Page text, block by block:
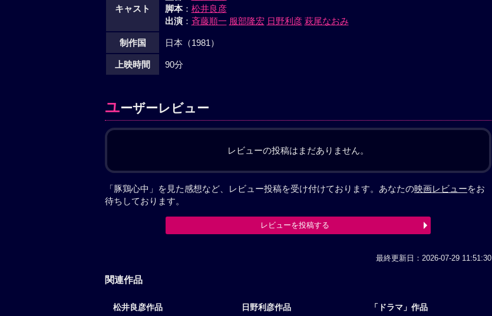
キャスト
脚本： 松井良彦
出演： 斉藤順一 服部隆宏 日野利彦 萩尾なおみ
制作国 日本（1981）
上映時間 90分
ユーザーレビュー
レビューの投稿はまだありません。
「豚鶏心中」を見た感想など、レビュー投稿を受け付けております。あなたの映画レビューをお
待ちしております。
レビューを投稿する
最終更新日：2026-07-29 11:51:30
関連作品
松井良彦作品 日野利彦作品 「ドラマ」作品